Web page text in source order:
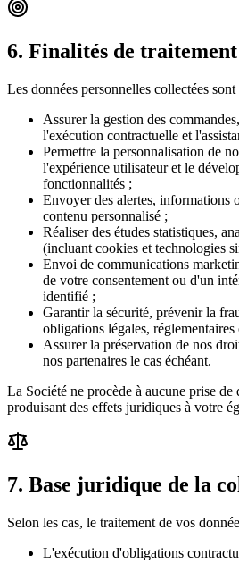
6. Finalités de traitement
Les données personnelles collectées
Assurer la gestion des
l'exécution contractuelle et
Permettre la personnalisation de
l'expérience utilisateur et le
fonctionnalités ;
Envoyer des alertes, informations
contenu personnalisé ;
Réaliser des études statistiques,
(incluant cookies et technologies
Envoi de communications
de votre consentement ou d'un
identifié ;
Garantir la sécurité, prévenir la
obligations légales,
Assurer la préservation de nos
nos partenaires le cas échéant.
La Société ne procède à aucune prise de
produisant des effets juridiques à votre
7. Base juridique de la
Selon les cas, le traitement de vos
L'exécution d'obligations